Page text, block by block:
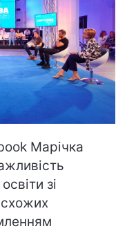
Марічка
зі
схожих